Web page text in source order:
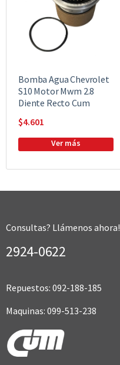
Bomba Agua Chevrolet
S10 Motor Mwm 2.8
Diente Recto Cum
$4.601
Consultas? Llámenos ahora!
2924-0622
Repuestos: 092-188-185
Maquinas: 099-513-238